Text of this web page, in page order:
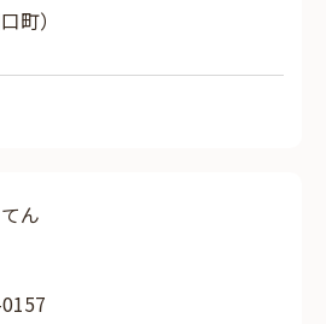
町）
ん